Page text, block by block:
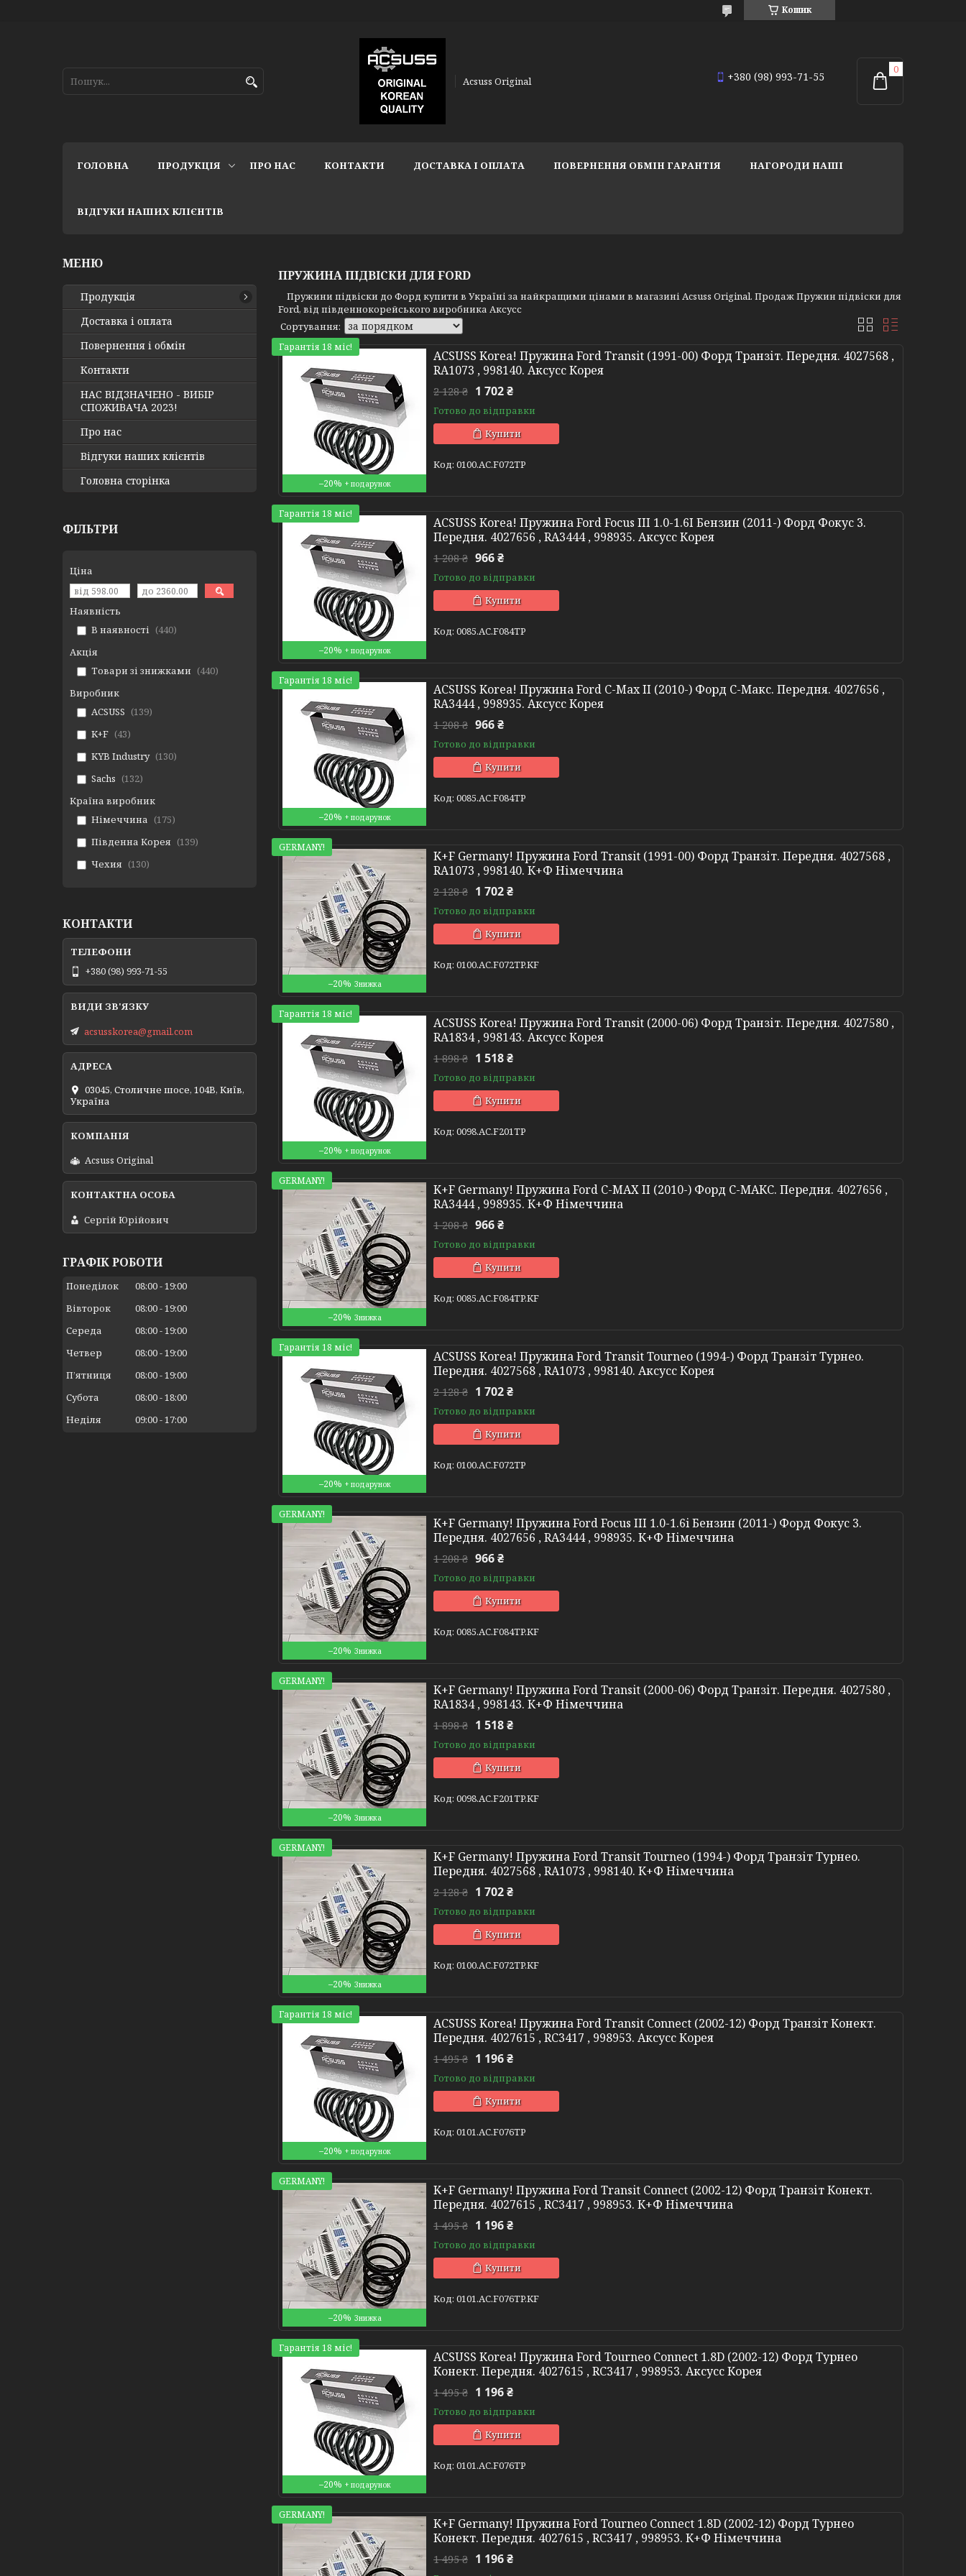
Кошик
Acsuss Original +380 (98) 993-71-55
ГОЛОВНА ПРОДУКЦІЯ ПРО НАС КОНТАКТИ ДОСТАВКА І ОПЛАТА ПОВЕРНЕННЯ ОБМІН ГАРАНТІЯ НАГОРОДИ НАШІ
ВІДГУКИ НАШИХ КЛІЄНТІВ
ПРУЖИНА ПІДВІСКИ ДЛЯ FORD
Пружини підвіски до Форд купити в Україні за найкращими цінами в магазині Acsuss Original. Продаж Пружин підвіски для
Ford, від південнокорейського виробника Аксусс
Гарантія 18 міс!
–20%
ACSUSS Korea! Пружина Ford Transit (1991-00) Форд Транзіт. Передня. 4027568 ,
RA1073 , 998140. Аксусс Корея
2 128 ₴ 1 702 ₴
Готово до відправки
Купити
0100.AC.F072TP
Гарантія 18 міс!
–20%
ACSUSS Korea! Пружина Ford Focus III 1.0-1.6I Бензин (2011-) Форд Фокус 3.
Передня. 4027656 , RA3444 , 998935. Аксусс Корея
1 208 ₴ 966 ₴
Готово до відправки
Купити
0085.AC.F084TP
Гарантія 18 міс!
–20%
ACSUSS Korea! Пружина Ford C-Max II (2010-) Форд С-Макс. Передня. 4027656 ,
RA3444 , 998935. Аксусс Корея
1 208 ₴ 966 ₴
Готово до відправки
Купити
0085.AC.F084TP
GERMANY!
–20%
K+F Germany! Пружина Ford Transit (1991-00) Форд Транзіт. Передня. 4027568 ,
RA1073 , 998140. К+Ф Німеччина
2 128 ₴ 1 702 ₴
Готово до відправки
Купити
0100.AC.F072TP.KF
Гарантія 18 міс!
–20%
ACSUSS Korea! Пружина Ford Transit (2000-06) Форд Транзіт. Передня. 4027580 ,
RA1834 , 998143. Аксусс Корея
1 898 ₴ 1 518 ₴
Готово до відправки
Купити
0098.AC.F201TP
GERMANY!
–20%
K+F Germany! Пружина Ford C-MAX II (2010-) Форд С-МАКС. Передня. 4027656 ,
RA3444 , 998935. К+Ф Німеччина
1 208 ₴ 966 ₴
Готово до відправки
Купити
0085.AC.F084TP.KF
Гарантія 18 міс!
–20%
ACSUSS Korea! Пружина Ford Transit Tourneo (1994-) Форд Транзіт Турнео.
Передня. 4027568 , RA1073 , 998140. Аксусс Корея
2 128 ₴ 1 702 ₴
Готово до відправки
Купити
0100.AC.F072TP
GERMANY!
–20%
K+F Germany! Пружина Ford Focus III 1.0-1.6i Бензин (2011-) Форд Фокус 3.
Передня. 4027656 , RA3444 , 998935. К+Ф Німеччина
1 208 ₴ 966 ₴
Готово до відправки
Купити
0085.AC.F084TP.KF
GERMANY!
–20%
K+F Germany! Пружина Ford Transit (2000-06) Форд Транзіт. Передня. 4027580 ,
RA1834 , 998143. К+Ф Німеччина
1 898 ₴ 1 518 ₴
Готово до відправки
Купити
0098.AC.F201TP.KF
GERMANY!
–20%
K+F Germany! Пружина Ford Transit Tourneo (1994-) Форд Транзіт Турнео.
Передня. 4027568 , RA1073 , 998140. К+Ф Німеччина
2 128 ₴ 1 702 ₴
Готово до відправки
Купити
0100.AC.F072TP.KF
Гарантія 18 міс!
–20%
ACSUSS Korea! Пружина Ford Transit Connect (2002-12) Форд Транзіт Конект.
Передня. 4027615 , RC3417 , 998953. Аксусс Корея
1 495 ₴ 1 196 ₴
Готово до відправки
Купити
0101.AC.F076TP
GERMANY!
–20%
K+F Germany! Пружина Ford Transit Connect (2002-12) Форд Транзіт Конект.
Передня. 4027615 , RC3417 , 998953. К+Ф Німеччина
1 495 ₴ 1 196 ₴
Готово до відправки
Купити
0101.AC.F076TP.KF
Гарантія 18 міс!
–20%
ACSUSS Korea! Пружина Ford Tourneo Connect 1.8D (2002-12) Форд Турнео
Конект. Передня. 4027615 , RC3417 , 998953. Аксусс Корея
1 495 ₴ 1 196 ₴
Готово до відправки
Купити
0101.AC.F076TP
GERMANY!
K+F Germany! Пружина Ford Tourneo Connect 1.8D (2002-12) Форд Турнео
Конект. Передня. 4027615 , RC3417 , 998953. К+Ф Німеччина
1 495 ₴ 1 196 ₴
Продукція
Доставка і оплата
Повернення і обмін
Контакти
НАС ВІДЗНАЧЕНО - ВИБІР
СПОЖИВАЧА 2023!
Про нас
Відгуки наших клієнтів
Головна сторінка
ФІЛЬТРИ
Ціна
Наявність
В наявності
440
Акція
Товари зі знижками
440
Виробник
ACSUSS
139
K+F
43
KYB Industry
130
Sachs
132
Країна виробник
Німеччина
175
Південна Корея
139
Чехия
130
КОНТАКТИ
+380 (98) 993-71-55
acsusskorea@gmail.com
03045, Столичне шосе, 104B, Київ,
Україна
Acsuss Original
Сергій Юрійович
ГРАФІК РОБОТИ
Понеділок 08:00 19:00
Вівторок
08:00 19:00
Середа
08:00 19:00
Четвер
08:00 19:00
Пʼятниця
08:00 19:00
Субота
08:00 18:00
Неділя
09:00 17:00